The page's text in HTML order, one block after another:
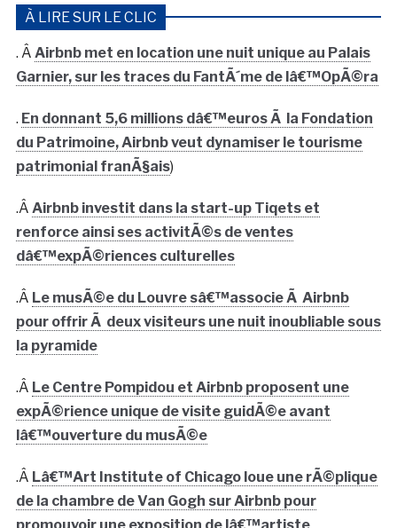
À LIRE SUR LE CLIC
. Â Airbnb met en location une nuit unique au Palais
Garnier, sur les traces du FantÃ´me de lâ€™OpÃ©ra
. En donnant 5,6 millions dâ€™euros Ã la Fondation
du Patrimoine, Airbnb veut dynamiser le tourisme
patrimonial franÃ§ais)
.Â Airbnb investit dans la start-up Tiqets et
renforce ainsi ses activitÃ©s de ventes
dâ€™expÃ©riences culturelles
.Â Le musÃ©e du Louvre sâ€™associe Ã Airbnb
pour offrir Ã deux visiteurs une nuit inoubliable sous
la pyramide
.Â Le Centre Pompidou et Airbnb proposent une
expÃ©rience unique de visite guidÃ©e avant
lâ€™ouverture du musÃ©e
.Â Lâ€™Art Institute of Chicago loue une rÃ©plique
de la chambre de Van Gogh sur Airbnb pour
promouvoir une exposition de lâ€™artiste